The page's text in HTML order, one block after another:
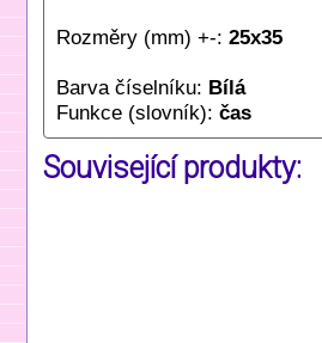
Rozměry (mm) +-: 25x35
Barva číselníku: Bílá
Funkce (slovník): čas
Související produkty: